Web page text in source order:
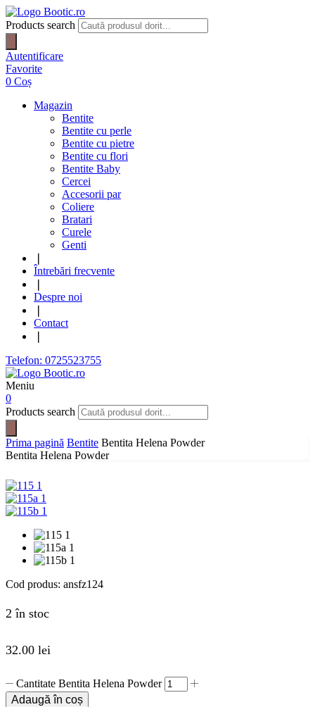
Products search
Autentificare
Favorite
0 Coș
Magazin
Bentite
Bentite cu perle
Bentite cu pietre
Bentite cu flori
Bentite Baby
Cercei
Accesorii par
Coliere
Bratari
Curele
Genti
Întrebări frecvente
Despre noi
Contact
Telefon: 0725523755
Meniu
0
Products search
Prima pagină Bentite Bentita Helena Powder
Bentita Helena Powder
Cod produs: ansfz124
2 în stoc
32.00 lei
Cantitate Bentita Helena Powder
Adaugă în coș